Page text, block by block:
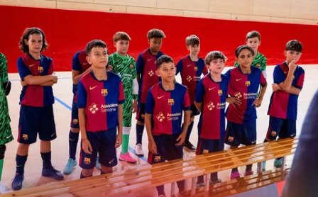
plusicon
más
Junta Directiva
plusicon
más